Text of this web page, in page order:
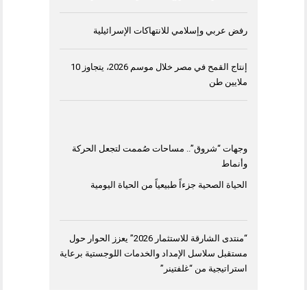
رفض عربي وإسلامي للانتهاكات الإسرائيلية
إنتاج القمح في مصر خلال موسم 2026، يتجاوز 10
ملايين طن
وجهات “شروق”.. مساحات صُممت لتجعل الحركة
وأنماط
الحياة الصحية جزءاً طبيعياً من الحياة اليومية
“منتدى الشارقة للاستثمار 2026” يعزز الحوار حول
مستقبل سلاسل الإمداد والخدمات اللوجستية برعاية
استراتيجية من “غلفتينر”